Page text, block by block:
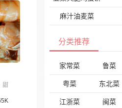
甜
麻汁油麦菜
分类推荐
家常菜 鲁菜
粤菜 东北菜
江浙菜 闽菜